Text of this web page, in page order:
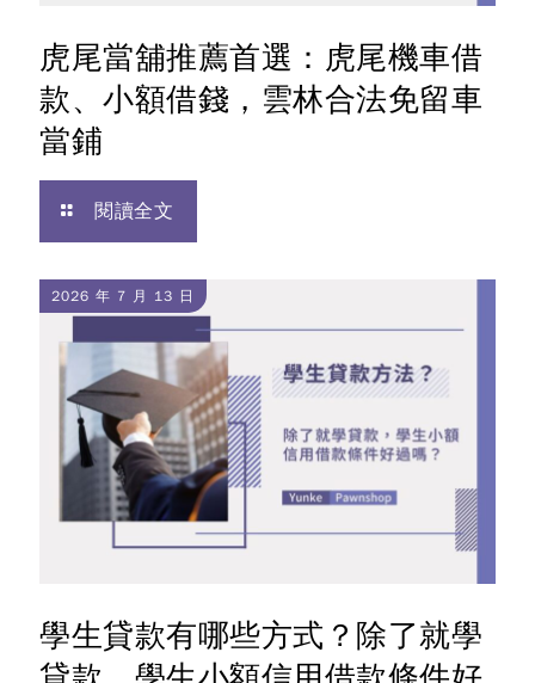
虎尾當舖推薦首選：虎尾機車借
款、小額借錢，雲林合法免留車
當鋪
閱讀全文
2026 年 7 月 13 日
學生貸款有哪些方式？除了就學